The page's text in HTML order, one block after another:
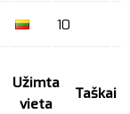
10
Užimta
vieta
Taškai